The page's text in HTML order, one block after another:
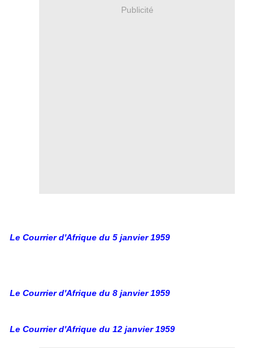
Publicité
Le Courrier d'Afrique du 5 janvier 1959
Le Courrier d'Afrique du 8 janvier 1959
Le Courrier d'Afrique du 12 janvier 1959